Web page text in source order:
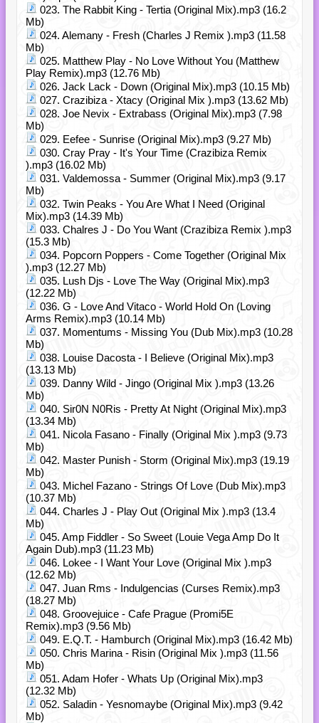
023. The Rabbit King - Tertia (Original Mix).mp3 (16.2
Mb)
024. Alemany - Fresh (Charles J Remix ).mp3 (11.58
Mb)
025. Matthew Play - No Love Without You (Matthew
Play Remix).mp3 (12.76 Mb)
026. Jack Lack - Down (Original Mix).mp3 (10.15 Mb)
027. Crazibiza - Xtacy (Original Mix ).mp3 (13.62 Mb)
028. Joe Nevix - Extrabass (Original Mix).mp3 (7.98
Mb)
029. Eefee - Sunrise (Original Mix).mp3 (9.27 Mb)
030. Cray Pray - It's Your Time (Crazibiza Remix
).mp3 (16.02 Mb)
031. Valdemossa - Summer (Original Mix).mp3 (9.17
Mb)
032. Twin Peaks - You Are What I Need (Original
Mix).mp3 (14.39 Mb)
033. Chalres J - Do You Want (Crazibiza Remix ).mp3
(15.3 Mb)
034. Popcorn Poppers - Come Together (Original Mix
).mp3 (12.27 Mb)
035. Lush Djs - Love The Way (Original Mix).mp3
(12.22 Mb)
036. G - Love And Vitaco - World Hold On (Loving
Arms Remix).mp3 (10.14 Mb)
037. Momentums - Missing You (Dub Mix).mp3 (10.28
Mb)
038. Louise Dacosta - I Believe (Original Mix).mp3
(13.13 Mb)
039. Danny Wild - Jingo (Original Mix ).mp3 (13.26
Mb)
040. Sir0N N0Ris - Pretty At Night (Original Mix).mp3
(13.34 Mb)
041. Nicola Fasano - Finally (Original Mix ).mp3 (9.73
Mb)
042. Master Punish - Storm (Original Mix).mp3 (19.19
Mb)
043. Michel Fazano - Strings Of Love (Dub Mix).mp3
(10.37 Mb)
044. Charles J - Play Out (Original Mix ).mp3 (13.4
Mb)
045. Amp Fiddler - So Sweet (Louie Vega Amp Do It
Again Dub).mp3 (11.23 Mb)
046. Lokee - I Want Your Love (Original Mix ).mp3
(12.62 Mb)
047. Juan Rms - Indulgencias (Curses Remix).mp3
(18.27 Mb)
048. Groovejuice - Cafe Prague (Promi5E
Remix).mp3 (9.56 Mb)
049. E.Q.T. - Hamburch (Original Mix).mp3 (16.42 Mb)
050. Chris Marina - Risin (Original Mix ).mp3 (11.56
Mb)
051. Adam Hofer - Whats Up (Original Mix).mp3
(12.32 Mb)
052. Saladin - Yesnomaybe (Original Mix).mp3 (9.42
Mb)